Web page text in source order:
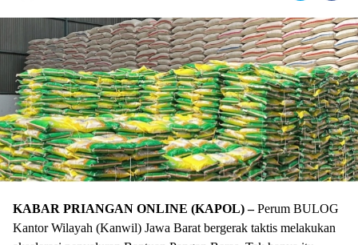
KABAR PRIANGAN ONLINE (KAPOL) –Perum BULOG
Kantor Wilayah (Kanwil) Jawa Barat bergerak taktis melakukan